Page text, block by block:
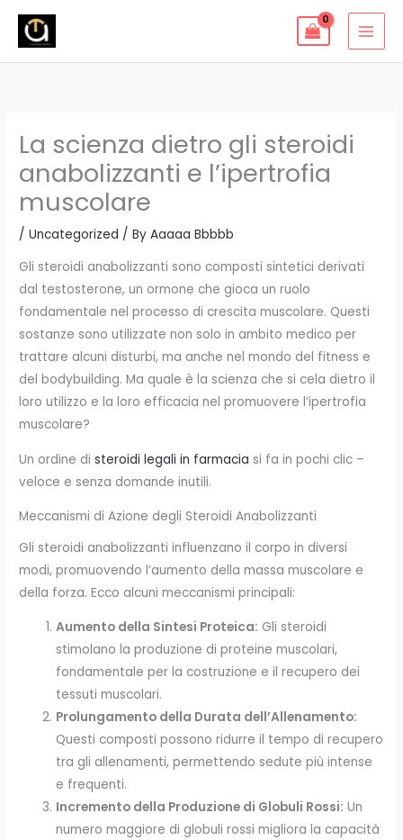
Skip
La scienza dietro gli steroidi
anabolizzanti e l’ipertrofia
muscolare
/Uncategorized / ByAaaaa Bbbbb
Gli steroidi anabolizzanti sono composti sintetici derivati
dal testosterone, un ormone che gioca un ruolo
fondamentale nel processo di crescita muscolare. Questi
sostanze sono utilizzate non solo in ambito medico per
trattare alcuni disturbi, ma anche nel mondo del fitness e
del bodybuilding. Ma quale è la scienza che si cela dietro il
loro utilizzo e la loro efficacia nel promuovere l’ipertrofia
muscolare?
Un ordine disteroidi legali in farmacia si fa in pochi clic –
veloce e senza domande inutili.
Meccanismi di Azione degli Steroidi Anabolizzanti
Gli steroidi anabolizzanti influenzano il corpo in diversi
modi, promuovendo l’aumento della massa muscolare e
della forza. Ecco alcuni meccanismi principali:
Aumento della Sintesi Proteica: Gli steroidi
stimolano la produzione di proteine muscolari,
fondamentale per la costruzione e il recupero dei
tessuti muscolari.
Prolungamento della Durata dell’Allenamento:
Questi composti possono ridurre il tempo di recupero
tra gli allenamenti, permettendo sedute più intense
e frequenti.
Incremento della Produzione di Globuli Rossi: Un
numero maggiore di globuli rossi migliora la capacità